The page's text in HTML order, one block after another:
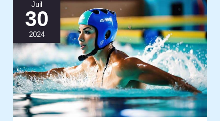
Juil
30
2024